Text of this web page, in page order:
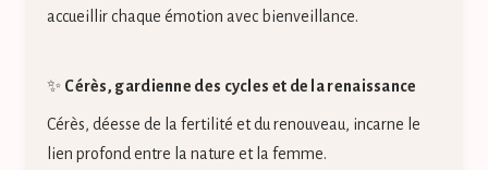
accueillir chaque émotion avec bienveillance.
✨ Cérès, gardienne des cycles et de la renaissance
Cérès, déesse de la fertilité et du renouveau, incarne le
lien profond entre la nature et la femme.